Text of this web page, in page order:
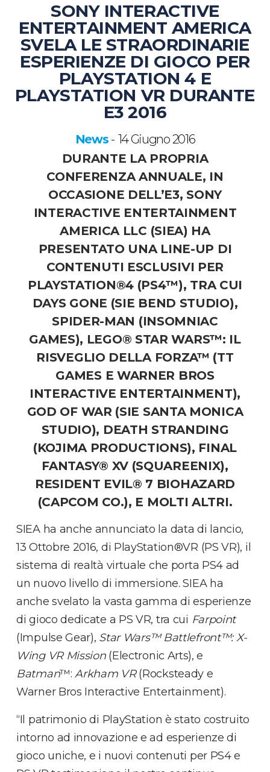
SONY INTERACTIVE
ENTERTAINMENT AMERICA
SVELA LE STRAORDINARIE
ESPERIENZE DI GIOCO PER
PLAYSTATION 4 E
PLAYSTATION VR DURANTE
E3 2016
News - 14 Giugno 2016
DURANTE LA PROPRIA
CONFERENZA ANNUALE, IN
OCCASIONE DELL’E3, SONY
INTERACTIVE ENTERTAINMENT
AMERICA LLC (SIEA) HA
PRESENTATO UNA LINE-UP DI
CONTENUTI ESCLUSIVI PER
PLAYSTATION®4 (PS4™), TRA CUI
DAYS GONE (SIE BEND STUDIO),
SPIDER-MAN (INSOMNIAC
GAMES), LEGO® STAR WARS™: IL
RISVEGLIO DELLA FORZA™ (TT
GAMES E WARNER BROS
INTERACTIVE ENTERTAINMENT),
GOD OF WAR (SIE SANTA MONICA
STUDIO), DEATH STRANDING
(KOJIMA PRODUCTIONS), FINAL
FANTASY® XV(SQUAREENIX),
RESIDENT EVIL® 7 BIOHAZARD
(CAPCOM CO.), E MOLTI ALTRI.
SIEA ha anche annunciato la data di lancio,
13 Ottobre 2016, di PlayStation®VR (PS VR), il
sistema di realtà virtuale che porta PS4 ad
un nuovo livello di immersione. SIEA ha
anche svelato la vasta gamma di esperienze
di gioco dedicate a PS VR, tra cui Farpoint
(Impulse Gear), Star Wars™ Battlefront™: X-
Wing VR Mission(Electronic Arts), e
Batman™:Arkham VR(Rocksteady e
Warner Bros Interactive Entertainment).
“Il patrimonio di PlayStation è stato costruito
intorno ad innovazione e ad esperienze di
gioco uniche, e i nuovi contenuti per PS4 e